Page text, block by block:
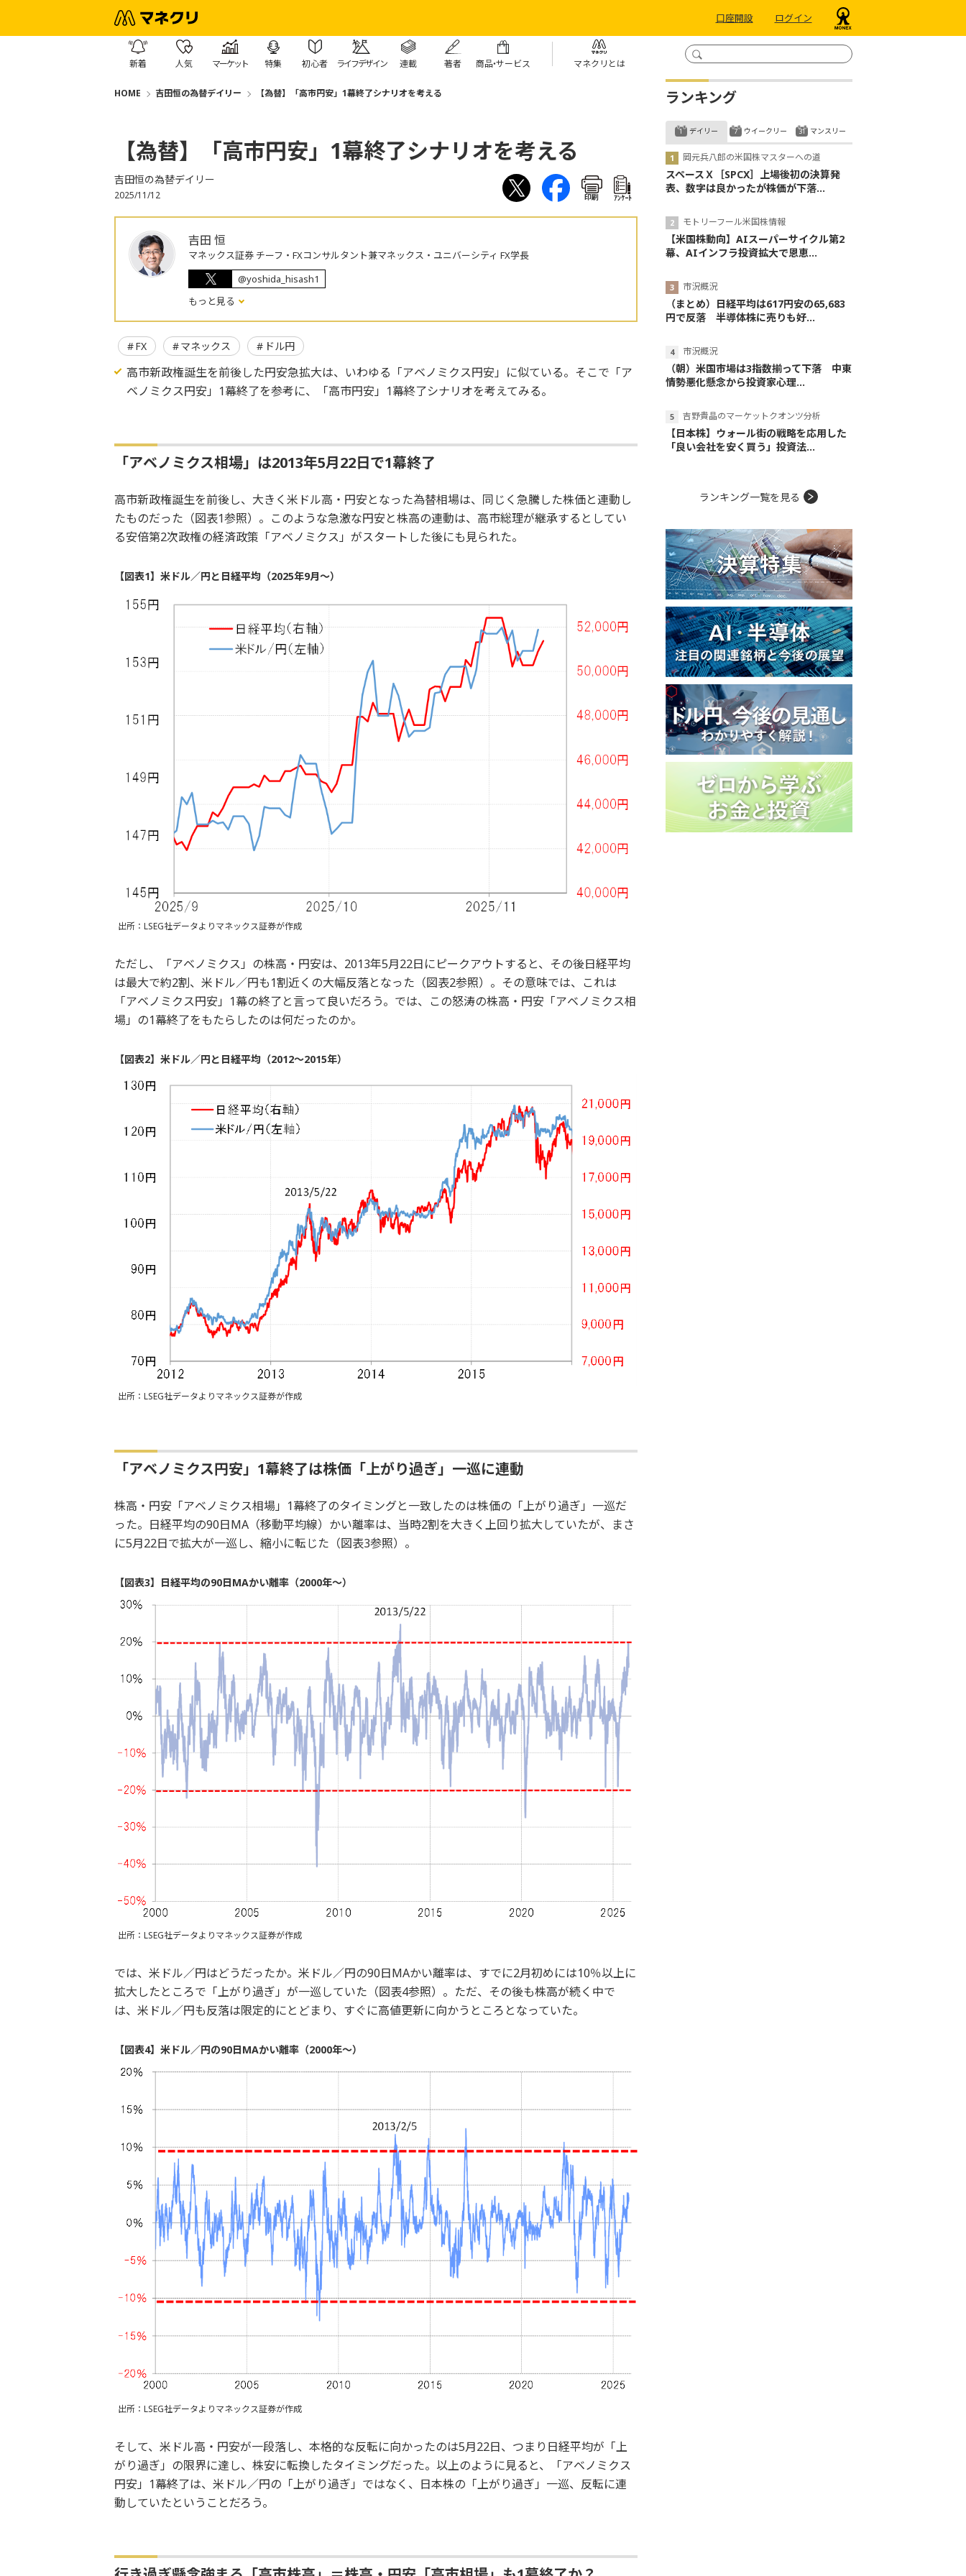
口座開設 ログイン
新着 人気 マーケット 特集 初心者 ライフデザイン 連載 著者 商品・サービス マネクリとは
HOME 吉田恒の為替デイリー 【為替】「高市円安」1幕終了シナリオを考える
【為替】「高市円安」1幕終了シナリオを考える
吉田恒の為替デイリー
2025/11/12 印刷 ｱﾝｹｰﾄ
吉田 恒
マネックス証券 チーフ・FXコンサルタント兼マネックス・ユニバーシティ FX学長
@yoshida_hisash1
もっと見る
FX マネックス ドル円
高市新政権誕生を前後した円安急拡大は、いわゆる「アベノミクス円安」に似ている。そこで「ア
ベノミクス円安」1幕終了を参考に、「高市円安」1幕終了シナリオを考えてみる。
「アベノミクス相場」は2013年5月22日で1幕終了
高市新政権誕生を前後し、大きく米ドル高・円安となった為替相場は、同じく急騰した株価と連動し
たものだった（図表1参照）。このような急激な円安と株高の連動は、高市総理が継承するとしてい
る安倍第2次政権の経済政策「アベノミクス」がスタートした後にも見られた。
【図表1】米ドル／円と日経平均（2025年9月～）
出所：LSEG社データよりマネックス証券が作成
ただし、「アベノミクス」の株高・円安は、2013年5月22日にピークアウトすると、その後日経平均
は最大で約2割、米ドル／円も1割近くの大幅反落となった（図表2参照）。その意味では、これは
「アベノミクス円安」1幕の終了と言って良いだろう。では、この怒涛の株高・円安「アベノミクス相
場」の1幕終了をもたらしたのは何だったのか。
【図表2】米ドル／円と日経平均（2012～2015年）
出所：LSEG社データよりマネックス証券が作成
「アベノミクス円安」1幕終了は株価「上がり過ぎ」一巡に連動
株高・円安「アベノミクス相場」1幕終了のタイミングと一致したのは株価の「上がり過ぎ」一巡だ
った。日経平均の90日MA（移動平均線）かい離率は、当時2割を大きく上回り拡大していたが、まさ
に5月22日で拡大が一巡し、縮小に転じた（図表3参照）。
【図表3】日経平均の90日MAかい離率（2000年～）
出所：LSEG社データよりマネックス証券が作成
では、米ドル／円はどうだったか。米ドル／円の90日MAかい離率は、すでに2月初めには10％以上に
拡大したところで「上がり過ぎ」が一巡していた（図表4参照）。ただ、その後も株高が続く中で
は、米ドル／円も反落は限定的にとどまり、すぐに高値更新に向かうところとなっていた。
【図表4】米ドル／円の90日MAかい離率（2000年～）
出所：LSEG社データよりマネックス証券が作成
そして、米ドル高・円安が一段落し、本格的な反転に向かったのは5月22日、つまり日経平均が「上
がり過ぎ」の限界に達し、株安に転換したタイミングだった。以上のように見ると、「アベノミクス
円安」1幕終了は、米ドル／円の「上がり過ぎ」ではなく、日本株の「上がり過ぎ」一巡、反転に連
動していたということだろう。
ランキング
デイリー
岡元兵八郎の米国株マスターへの道
スペースＸ［SPCX］上場後初の決算発
表、数字は良かったが株価が下落...
モトリーフール米国株情報
【米国株動向】AIスーパーサイクル第2
幕、AIインフラ投資拡大で恩恵...
市況概況
（まとめ）日経平均は617円安の65,683
円で反落 半導体株に売りも好...
市況概況
（朝）米国市場は3指数揃って下落 中東
情勢悪化懸念から投資家心理...
吉野貴晶のマーケットクオンツ分析
【日本株】ウォール街の戦略を応用した
「良い会社を安く買う」投資法...
ウイークリー マンスリー
ランキング一覧を見る